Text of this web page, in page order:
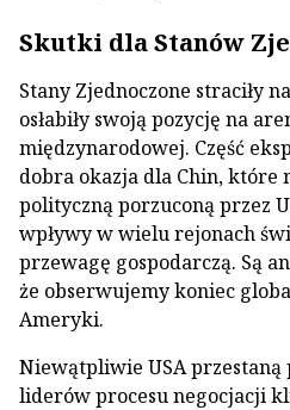
Skutki dla Stanów
Stany Zjednoczone straciły
osłabiły swoją pozycję na
międzynarodowej. Część
dobra okazja dla Chin, które
polityczną porzuconą przez
wpływy w wielu rejonach
przewagę gospodarczą. Są
że obserwujemy koniec
Ameryki.
Niewątpliwie USA przestaną
liderów procesu negocjacji